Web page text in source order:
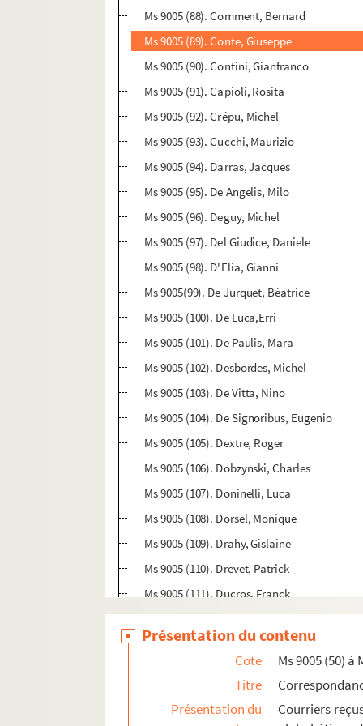
Ms 9005 (88). Comment, Bernard
Ms 9005 (89). Conte, Giuseppe
Ms 9005 (90). Contini, Gianfranco
Ms 9005 (91). Capioli, Rosita
Ms 9005 (92). Crépu, Michel
Ms 9005 (93). Cucchi, Maurizio
Ms 9005 (94). Darras, Jacques
Ms 9005 (95). De Angelis, Milo
Ms 9005 (96). Deguy, Michel
Ms 9005 (97). Del Giudice, Daniele
Ms 9005 (98). D'Elia, Gianni
Ms 9005(99). De Jurquet, Béatrice
Ms 9005 (100). De Luca,Erri
Ms 9005 (101). De Paulis, Mara
Ms 9005 (102). Desbordes, Michel
Ms 9005 (103). De Vitta, Nino
Ms 9005 (104). De Signoribus, Eugenio
Ms 9005 (105). Dextre, Roger
Ms 9005 (106). Dobzynski, Charles
Ms 9005 (107). Doninelli, Luca
Ms 9005 (108). Dorsel, Monique
Ms 9005 (109). Drahy, Gislaine
Ms 9005 (110). Drevet, Patrick
Ms 9005 (111). Ducros, Franck
Ms 9005 (112). Dumayet, Pierre
Ms 9005(113). Dupin, Jacques
Ms 9005 (114). Duvignaud, Jean
Ms 9005(115). Einaudi, Giulio
Ms 9005 (116). Erba, Luciano
Présentation du contenu
Cote
Ms 9005 (50) à
Titre
Présentation du
Courriers